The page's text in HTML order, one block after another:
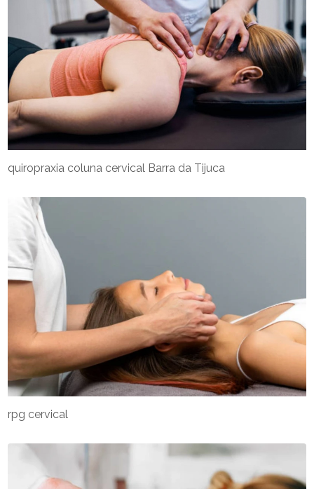
rpg cervical
quiropraxia coluna cervical Barra da Tijuca